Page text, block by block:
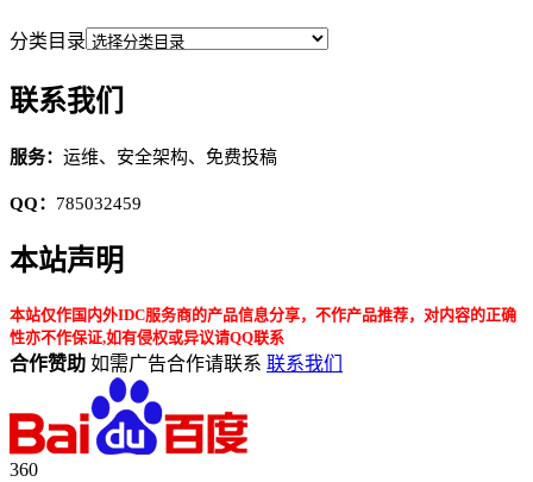
分类目录
联系我们
服务： 运维、安全架构、免费投稿
QQ： 785032459
本站声明
本站仅作国内外IDC服务商的产品信息分享，不作产品推荐，对内容的正确
性亦不作保证,如有侵权或异议请QQ联系
合作赞助 如需广告合作请联系 联系我们
360